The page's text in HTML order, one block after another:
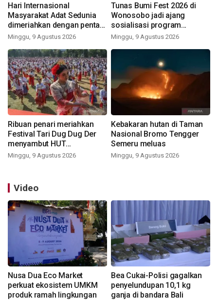
Hari Internasional
Masyarakat Adat Sedunia
dimeriahkan dengan pentas
seni budaya Bali
Minggu, 9 Agustus 2026
Tunas Bumi Fest 2026 di
Wonosobo jadi ajang
sosialisasi program
pemerintah lewat balon
Minggu, 9 Agustus 2026
Ribuan penari meriahkan
Festival Tari Dug Dug Der
menyambut HUT
Kemerdekaan
Minggu, 9 Agustus 2026
Kebakaran hutan di Taman
Nasional Bromo Tengger
Semeru meluas
Minggu, 9 Agustus 2026
Video
Nusa Dua Eco Market
perkuat ekosistem UMKM
produk ramah lingkungan
Bea Cukai-Polisi gagalkan
penyelundupan 10,1 kg
ganja di bandara Bali